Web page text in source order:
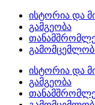
ისტორია და
გამგეობა
ისტორია და
გამგეობა